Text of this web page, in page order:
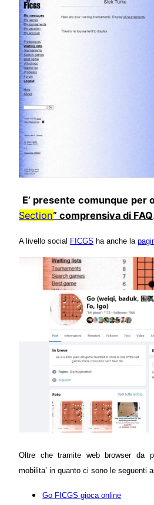
E’ presente comunque per
Section” comprensiva di FAQ.
A livello social FICGS ha anche la
Oltre che tramite web browser da
mobilita’ in quanto ci sono le seguenti
Go FICGS gioca online